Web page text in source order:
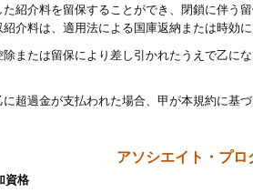
紹介料を留保することができ、閉鎖に伴う
介料は、適用法による国庫返納または時効
または留保により差し引かれたうえで乙に
超過金が支払われた場合、甲が本規約に基
アソシエイト・プ
資格